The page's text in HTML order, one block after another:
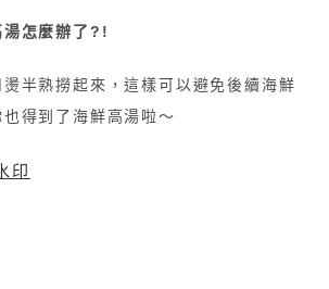
湯怎麼辦了?!
半熟撈起來，這樣可以避免後續海鮮
得到了海鮮高湯啦〜